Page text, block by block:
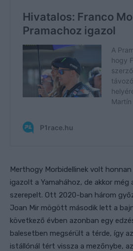
Merthogy Morbidellinek volt honnan
igazolt a Yamahához, de akkor még
szerepelt. Ott 2020-ban három
Joan Mir mögött második lett a
következő évben azonban egy
balesetben megsérült a térde, így
istállónál tért vissza a mezőnybe,